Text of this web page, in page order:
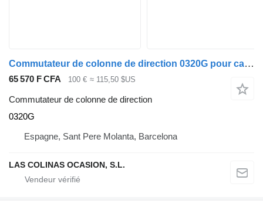
Commutateur de colonne de direction 0320G pour camion Nissan CABSTAR
65 570 F CFA 100 € ≈ 115,50 $US
Commutateur de colonne de direction
0320G
Espagne, Sant Pere Molanta, Barcelona
LAS COLINAS OCASION, S.L.